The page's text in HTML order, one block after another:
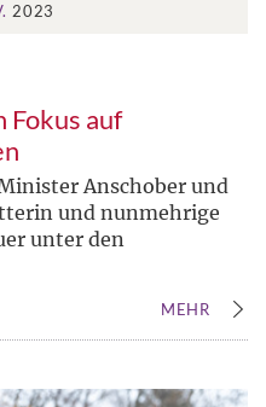
2023
Fokus auf
Anschober und
und nunmehrige
unter den
MEHR